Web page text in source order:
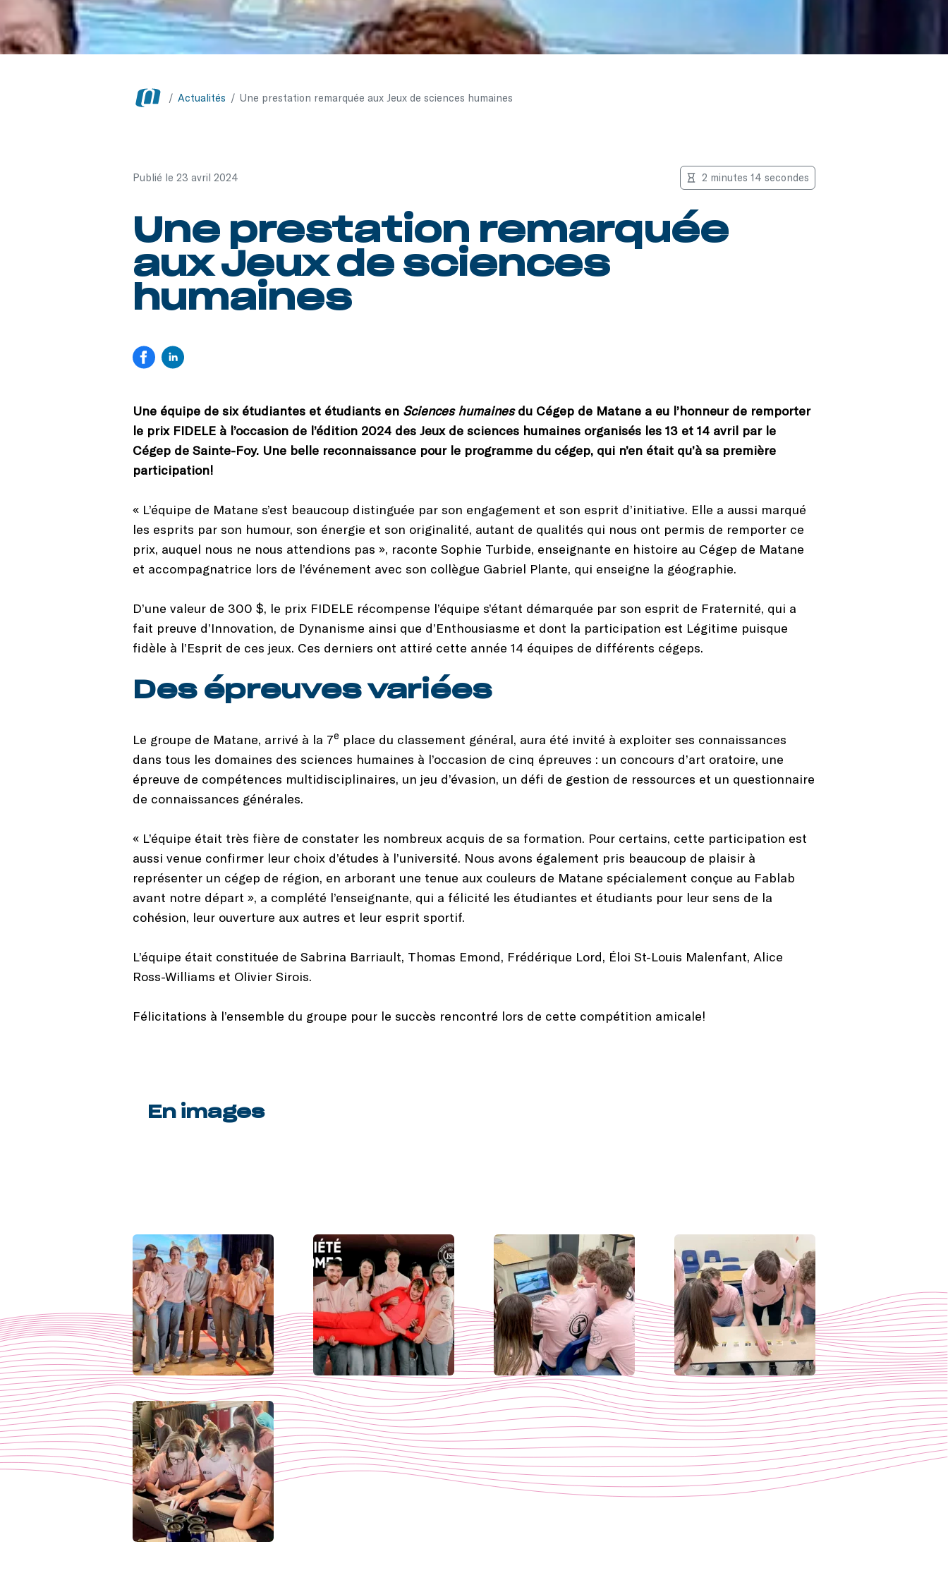
/ Actualités / Une prestation remarquée aux Jeux de sciences humaines
Publié le 23 avril 2024 2 minutes 14 secondes
Une prestation remarquée
aux Jeux de sciences
humaines
Une équipe de six étudiantes et étudiants en Sciences humainesdu Cégep de Matane a eu l’honneur de remporter
le prix FIDELE à l’occasion de l’édition 2024 des Jeux de sciences humaines organisés les 13 et 14 avril par le
Cégep de Sainte-Foy. Une belle reconnaissance pour le programme du cégep, qui n’en était qu’à sa première
participation!
« L’équipe de Matane s’est beaucoup distinguée par son engagement et son esprit d’initiative. Elle a aussi marqué
les esprits par son humour, son énergie et son originalité, autant de qualités qui nous ont permis de remporter ce
prix, auquel nous ne nous attendions pas », raconte Sophie Turbide, enseignante en histoire au Cégep de Matane
et accompagnatrice lors de l’événement avec son collègue Gabriel Plante, qui enseigne la géographie.
D’une valeur de 300 $, le prix FIDELE récompense l’équipe s’étant démarquée par son esprit de Fraternité, qui a
fait preuve d’Innovation, de Dynanisme ainsi que d’Enthousiasme et dont la participation est Légitime puisque
fidèle à l’Esprit de ces jeux. Ces derniers ont attiré cette année 14 équipes de différents cégeps.
Des épreuves variées
Le groupe de Matane, arrivé à la 7e place du classement général, aura été invité à exploiter ses connaissances
dans tous les domaines des sciences humaines à l’occasion de cinq épreuves : un concours d’art oratoire, une
épreuve de compétences multidisciplinaires, un jeu d’évasion, un défi de gestion de ressources et un questionnaire
de connaissances générales.
« L’équipe était très fière de constater les nombreux acquis de sa formation. Pour certains, cette participation est
aussi venue confirmer leur choix d’études à l’université. Nous avons également pris beaucoup de plaisir à
représenter un cégep de région, en arborant une tenue aux couleurs de Matane spécialement conçue au Fablab
avant notre départ », a complété l’enseignante, qui a félicité les étudiantes et étudiants pour leur sens de la
cohésion, leur ouverture aux autres et leur esprit sportif.
L’équipe était constituée de Sabrina Barriault, Thomas Emond, Frédérique Lord, Éloi St-Louis Malenfant, Alice
Ross-Williams et Olivier Sirois.
Félicitations à l’ensemble du groupe pour le succès rencontré lors de cette compétition amicale!
En images